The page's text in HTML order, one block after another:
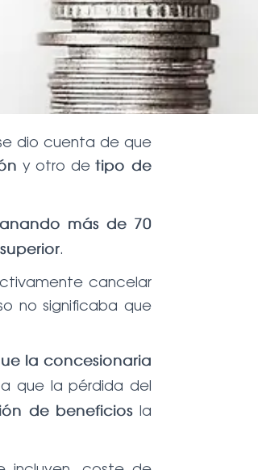
dio cuenta de que
y otro detipo de
más de 70
superior.
cancelar
no significaba que
la concesionaria
que la pérdida del
de beneficios la